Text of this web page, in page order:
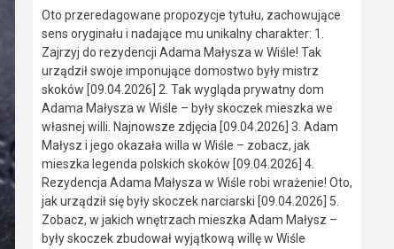
Oto przeredagowane propozycje tytułu, zachowujące
sens oryginału i nadające mu unikalny charakter: 1.
Zajrzyj do rezydencji Adama Małysza w Wiśle! Tak
urządził swoje imponujące domostwo były mistrz
skoków [09.04.2026] 2. Tak wygląda prywatny dom
Adama Małysza w Wiśle – były skoczek mieszka we
własnej willi. Najnowsze zdjęcia [09.04.2026] 3. Adam
Małysz i jego okazała willa w Wiśle – zobacz, jak
mieszka legenda polskich skoków [09.04.2026] 4.
Rezydencja Adama Małysza w Wiśle robi wrażenie! Oto,
jak urządził się były skoczek narciarski [09.04.2026] 5.
Zobacz, w jakich wnętrzach mieszka Adam Małysz –
były skoczek zbudował wyjątkową willę w Wiśle